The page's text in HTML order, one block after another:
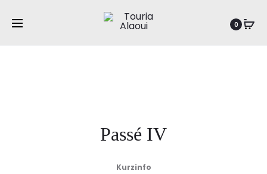
0
Startseite Grafische Editionen Passé IV
Passé IV
Kurzinfo